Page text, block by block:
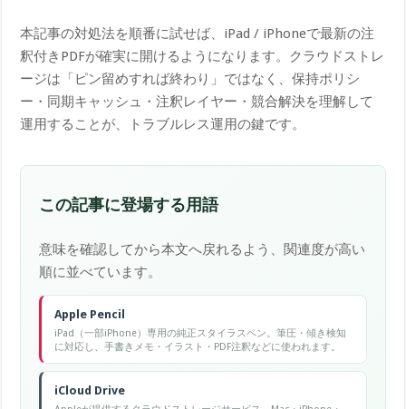
本記事の対処法を順番に試せば、iPad / iPhoneで最新の注
釈付きPDFが確実に開けるようになります。クラウドストレ
ージは「ピン留めすれば終わり」ではなく、保持ポリシ
ー・同期キャッシュ・注釈レイヤー・競合解決を理解して
運用することが、トラブルレス運用の鍵です。
この記事に登場する用語
意味を確認してから本文へ戻れるよう、関連度が高い
順に並べています。
Apple Pencil
iPad（一部iPhone）専用の純正スタイラスペン。筆圧・傾き検知
に対応し、手書きメモ・イラスト・PDF注釈などに使われます。
iCloud Drive